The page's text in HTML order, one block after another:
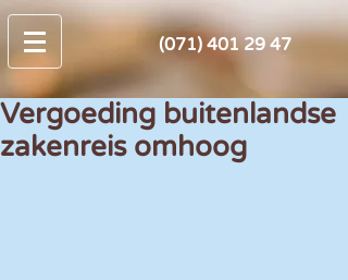
(071) 401 29 47
Vergoeding buitenlandse
zakenreis omhoog